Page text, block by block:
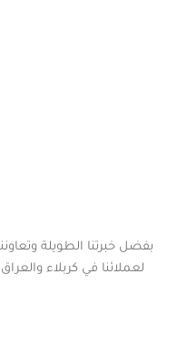
بفضل خبرتنا الطويلة
لعملائنا في كربلاء